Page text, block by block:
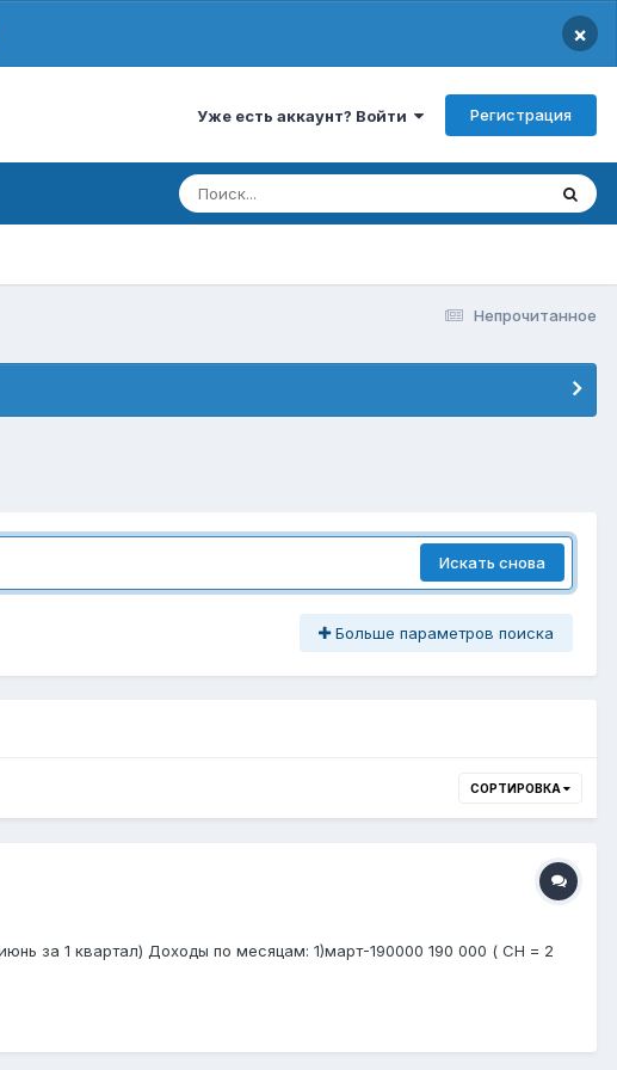
×
Уже есть аккаунт? Войти Регистрация
Непрочитанное
Искать снова
Больше параметров поиска
СОРТИРОВКА
за 1 квартал) Доходы по месяцам: 1)март-190000 190 000 ( СН = 2